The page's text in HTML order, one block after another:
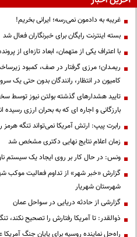
غریبه به دادمون نمی‌رسه؛ ایرانی بخریم!
بسته اینترنت رایگان برای خبرنگاران فعال شد
با اعتراف یکی از متهمان، ابعاد تازه‌ای از
کامیون در انتظار، رانندگان بدون حتی یک
تایید هشدارهای گذشته بولتن نیوز
بارزگانی و اجاره ای که به بحران ارزی رسیده
رابرت پیپ: ارتش آمریکا نمی‌تواند تنگه هرمز
زمان اعلام نتایج نهایی دکتری مشخص شد
ونس: در حال کار بر روی ایجاد یک سیستم
گزارش «خبر شهر» از تداوم فعالیت موکب
شهرستان شهریار
گزارشی از حادثه دریایی در سواحل عمان
ذوالقدر: تا آمریکا رفتارش را تصحیح نکند،
راه‌حل نماینده روسیه برای پایان جنگ آمریکا